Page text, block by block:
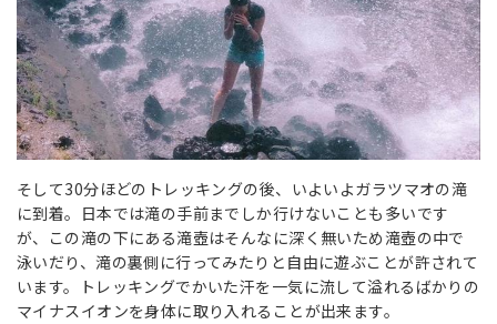
そして30分ほどのトレッキングの後、いよいよガラツマオの滝
に到着。日本では滝の手前までしか行けないことも多いです
が、この滝の下にある滝壺はそんなに深く無いため滝壺の中で
泳いだり、滝の裏側に行ってみたりと自由に遊ぶことが許されて
います。トレッキングでかいた汗を一気に流して溢れるばかりの
マイナスイオンを身体に取り入れることが出来ます。